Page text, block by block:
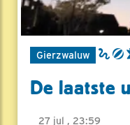
Gierzwaluw
De laatste
27 jul , 23:59